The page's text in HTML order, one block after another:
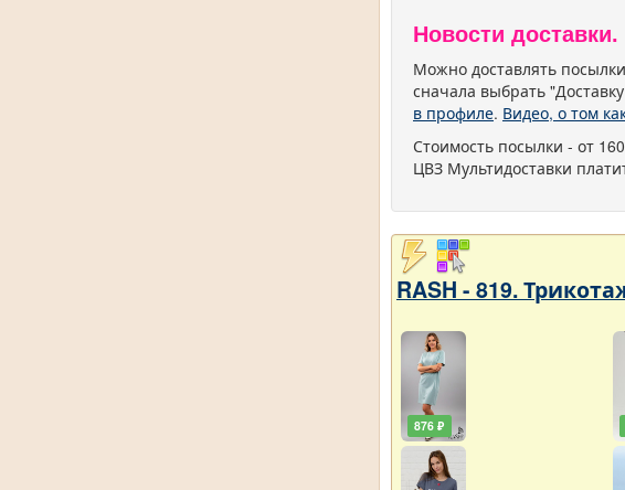
Новости доставки.
Можно доставлять
сначала выбрать
в профиле. Видео, о том
Стоимость посылки - от
ЦВЗ Мультидоставки
RASH - 819.
876 ₽